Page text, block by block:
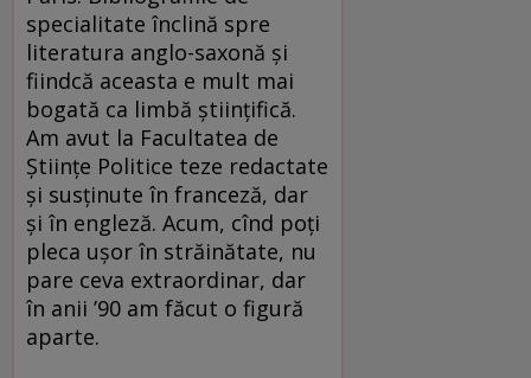
specialitate înclină spre
literatura anglo-saxonă şi
fiindcă aceasta e mult mai
bogată ca limbă ştiinţifică.
Am avut la Facultatea de
Ştiinţe Politice teze redactate
şi susţinute în franceză, dar
şi în engleză. Acum, cînd poţi
pleca uşor în străinătate, nu
pare ceva extraordinar, dar
în anii ’90 am făcut o figură
aparte.